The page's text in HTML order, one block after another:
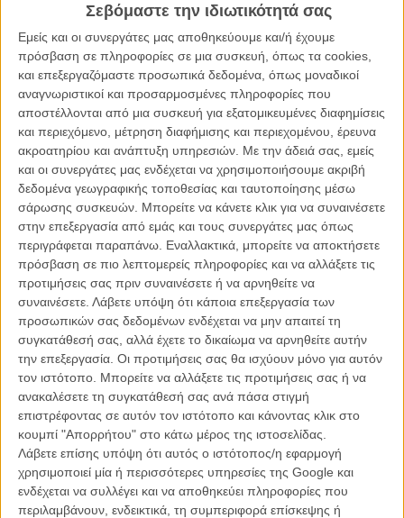
Σεβόμαστε την ιδιωτικότητά σας
Εμείς και οι συνεργάτες μας αποθηκεύουμε και/ή έχουμε
πρόσβαση σε πληροφορίες σε μια συσκευή, όπως τα cookies,
και επεξεργαζόμαστε προσωπικά δεδομένα, όπως μοναδικοί
αναγνωριστικοί και προσαρμοσμένες πληροφορίες που
αποστέλλονται από μια συσκευή για εξατομικευμένες διαφημίσεις
και περιεχόμενο, μέτρηση διαφήμισης και περιεχομένου, έρευνα
ακροατηρίου και ανάπτυξη υπηρεσιών. Με την άδειά σας, εμείς
και οι συνεργάτες μας ενδέχεται να χρησιμοποιήσουμε ακριβή
δεδομένα γεωγραφικής τοποθεσίας και ταυτοποίησης μέσω
σάρωσης συσκευών. Μπορείτε να κάνετε κλικ για να συναινέσετε
στην επεξεργασία από εμάς και τους συνεργάτες μας όπως
περιγράφεται παραπάνω. Εναλλακτικά, μπορείτε να αποκτήσετε
πρόσβαση σε πιο λεπτομερείς πληροφορίες και να αλλάξετε τις
προτιμήσεις σας πριν συναινέσετε ή να αρνηθείτε να
συναινέσετε. Λάβετε υπόψη ότι κάποια επεξεργασία των
προσωπικών σας δεδομένων ενδέχεται να μην απαιτεί τη
συγκατάθεσή σας, αλλά έχετε το δικαίωμα να αρνηθείτε αυτήν
την επεξεργασία. Οι προτιμήσεις σας θα ισχύουν μόνο για αυτόν
τον ιστότοπο. Μπορείτε να αλλάξετε τις προτιμήσεις σας ή να
ανακαλέσετε τη συγκατάθεσή σας ανά πάσα στιγμή
επιστρέφοντας σε αυτόν τον ιστότοπο και κάνοντας κλικ στο
κουμπί "Απορρήτου" στο κάτω μέρος της ιστοσελίδας.
Λάβετε επίσης υπόψη ότι αυτός ο ιστότοπος/η εφαρμογή
χρησιμοποιεί μία ή περισσότερες υπηρεσίες της Google και
ενδέχεται να συλλέγει και να αποθηκεύει πληροφορίες που
περιλαμβάνουν, ενδεικτικά, τη συμπεριφορά επίσκεψης ή
ΦΕΣΤΙΒΑΛ / ΒΡΑΒΕΙΑ ΧΘΕΣ
Δέκα χρόνια μετά, το «La La Land» επιστρέφει εκεί
όπου ξεκίνησαν όλα
ΦΕΣΤΙΒΑΛ / ΒΡΑΒΕΙΑ 28 ΙΟΥΛ
Σοβαρή διαρροή δεδομένων στο Φεστιβάλ της Tribeca